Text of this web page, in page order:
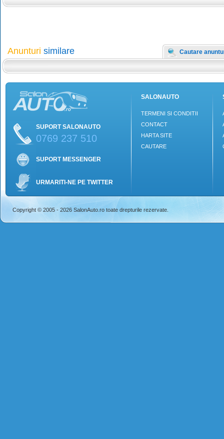
Anunturi similare Cautare
SUPORT SALONAUTO
0769 237 510
SUPORT MESSENGER
URMARITI-NE PE TWITTER
SALONAUTO
TERMENI SI CONDITII
CONTACT
HARTA SITE
CAUTARE
Copyright © 2005 - 2026 SalonAuto.ro toate drepturile rezervate.